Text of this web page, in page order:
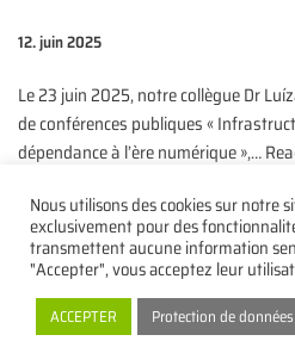
12. juin 2025
Le 23 juin 2025, notre collègue Dr
de conférences publiques «
dépendance à l’ère numérique »,…
Protection de données
Nous utilisons des cookies sur notre
exclusivement pour des
transmettent aucune information
"Accepter", vous acceptez leur
ACCEPTER Protection de données